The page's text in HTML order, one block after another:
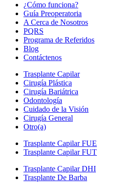
¿Cómo funciona?
Guía Preoperatoria
A Cerca de Nosotros
PQRS
Programa de Referidos
Blog
Contáctenos
Trasplante Capilar
Cirugía Plástica
Cirugía Bariátrica
Odontología
Cuidado de la Visión
Cirugía General
Otro(a)
Trasplante Capilar FUE
Trasplante Capilar FUT
Trasplante Capilar DHI
Trasplante De Barba